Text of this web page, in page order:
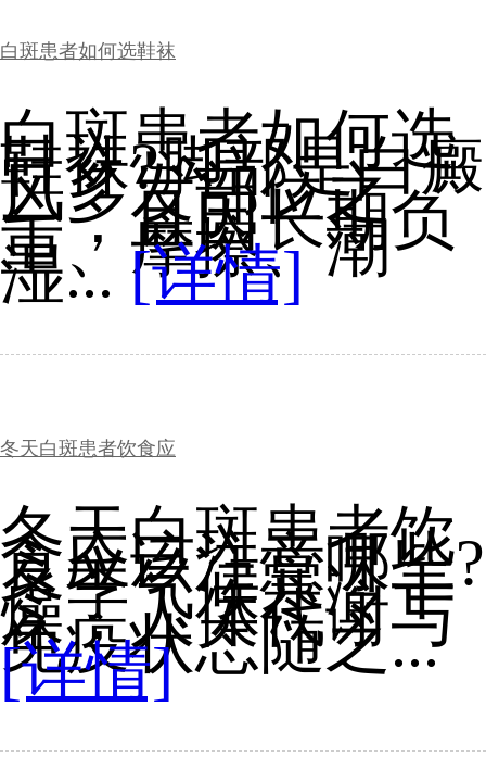
白斑患者如何选鞋袜
白斑患者如何选
鞋袜?脚部是白癜
风多发部位之
一，且因长期负
重、摩擦、潮
湿... [详情]
冬天白斑患者饮食应
冬天白斑患者饮
食应该注意哪些?
冬季气候寒冷干
燥，人体代谢与
免疫状态随之...
[详情]